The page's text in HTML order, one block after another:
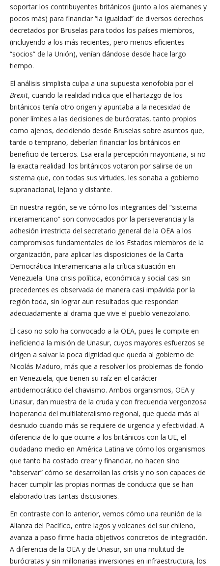
soportar los contribuyentes británicos (junto a los alemanes y
pocos más) para financiar “la igualdad” de diversos derechos
decretados por Bruselas para todos los países miembros,
(incluyendo a los más recientes, pero menos eficientes
“socios” de la Unión), venían dándose desde hace largo
tiempo.
El análisis simplista culpa a una supuesta xenofobia por el
Brexit, cuando la realidad indica que el hartazgo de los
británicos tenía otro origen y apuntaba a la necesidad de
poner límites a las decisiones de burócratas, tanto propios
como ajenos, decidiendo desde Bruselas sobre asuntos que,
tarde o temprano, deberían financiar los británicos en
beneficio de terceros. Esa era la percepción mayoritaria, si no
la exacta realidad: los británicos votaron por salirse de un
sistema que, con todas sus virtudes, les sonaba a gobierno
supranacional, lejano y distante.
En nuestra región, se ve cómo los integrantes del “sistema
interamericano” son convocados por la perseverancia y la
adhesión irrestricta del secretario general de la OEA a los
compromisos fundamentales de los Estados miembros de la
organización, para aplicar las disposiciones de la Carta
Democrática Interamericana a la crítica situación en
Venezuela. Una crisis política, económica y social casi sin
precedentes es observada de manera casi impávida por la
región toda, sin lograr aun resultados que respondan
adecuadamente al drama que vive el pueblo venezolano.
El caso no solo ha convocado a la OEA, pues le compite en
ineficiencia la misión de Unasur, cuyos mayores esfuerzos se
dirigen a salvar la poca dignidad que queda al gobierno de
Nicolás Maduro, más que a resolver los problemas de fondo
en Venezuela, que tienen su raíz en el carácter
antidemocrático del chavismo. Ambos organismos, OEA y
Unasur, dan muestra de la cruda y con frecuencia vergonzosa
inoperancia del multilateralismo regional, que queda más al
desnudo cuando más se requiere de urgencia y efectividad. A
diferencia de lo que ocurre a los británicos con la UE, el
ciudadano medio en América Latina ve cómo los organismos
que tanto ha costado crear y financiar, no hacen sino
“observar” cómo se desarrollan las crisis y no son capaces de
hacer cumplir las propias normas de conducta que se han
elaborado tras tantas discusiones.
En contraste con lo anterior, vemos cómo una reunión de la
Alianza del Pacífico, entre lagos y volcanes del sur chileno,
avanza a paso firme hacia objetivos concretos de integración.
A diferencia de la OEA y de Unasur, sin una multitud de
burócratas y sin millonarias inversiones en infraestructura, los